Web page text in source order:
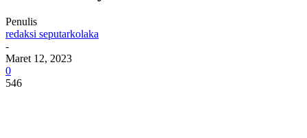
Penulis
redaksi seputarkolaka
-
Maret 12, 2023
0
546